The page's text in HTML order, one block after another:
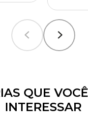
QUE
INTERESSAR